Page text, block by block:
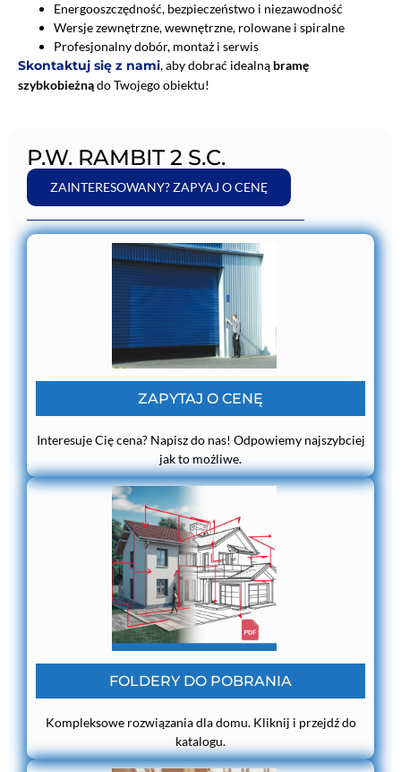
P.W. RAMBIT 2 S.C.
ZAINTERESOWANY? ZAPYAJ O CENĘ
ZAPYTAJ O CENĘ
Interesuje Cię cena? Napisz do nas! Odpowiemy najszybciej
jak to możliwe.
FOLDERY DO POBRANIA
Kompleksowe rozwiązania dla domu. Kliknij i przejdź do
katalogu.
Energooszczędność, bezpieczeństwo i niezawodność
Wersje zewnętrzne, wewnętrzne, rolowane i spiralne
Profesjonalny dobór, montaż i serwis
Skontaktuj się z nami, aby dobrać idealną bramę
szybkobieżnądo Twojego obiektu!